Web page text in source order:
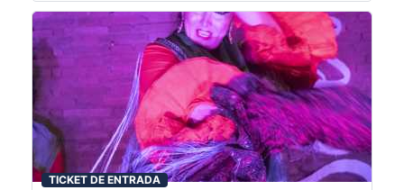
TICKET DE ENTRADA